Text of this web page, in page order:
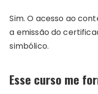
Sim. O acesso ao
a emissão do
simbólico.
Esse curso me